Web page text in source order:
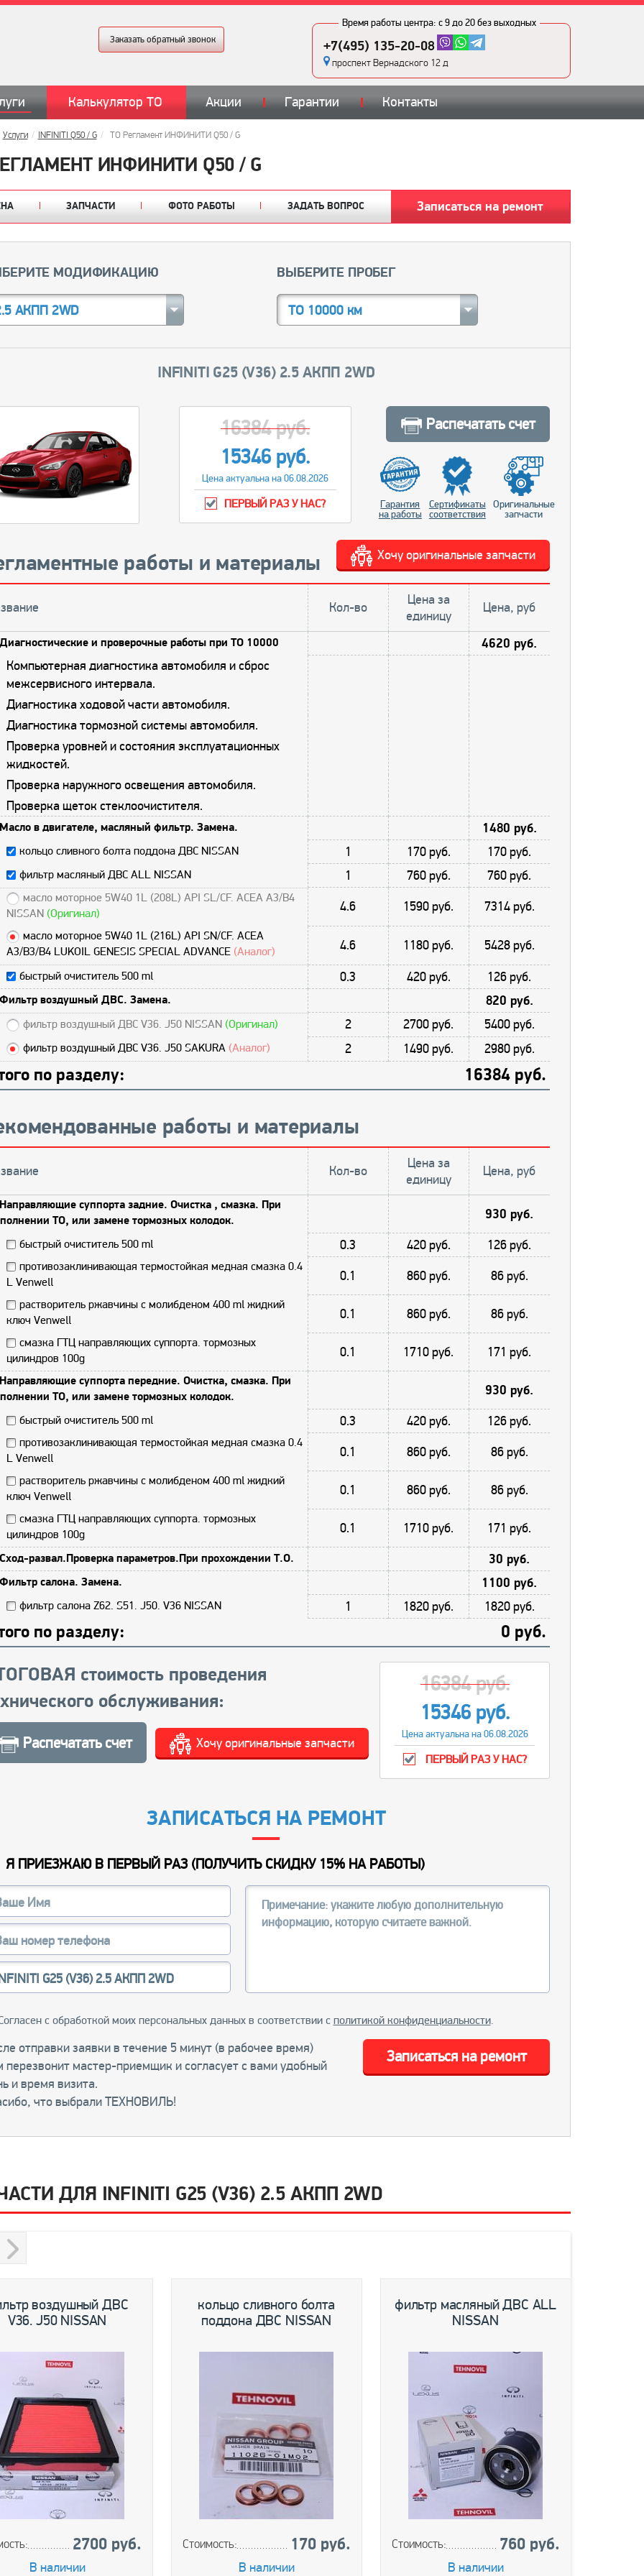
Заказать обратный звонок
Время работы центра: с 9 до 20 без выходных
+7(495) 135-20-08
проспект Вернадского 12 д
Калькулятор ТО Акции Гарантии Контакты
Услуги INFINITI Q50 / G TO Регламент ИНФИНИТИ Q50 / G
ИНФИНИТИ Q50 / G
ЗАПЧАСТИ ФОТО РАБОТЫ ЗАДАТЬ ВОПРОС Записаться на ремонт
МОДИФИКАЦИЮ
АКПП 2WD
ВЫБЕРИТЕ ПРОБЕГ
ТО 10000 км
INFINITI G25 (V36) 2.5 АКПП 2WD
16384 руб.
15346 руб.
Цена актуальна на 06.08.2026
ПЕРВЫЙ РАЗ У НАС?
Распечатать счет
Гарантия
на работы
Сертификаты
соответствия
Оригинальные
запчасти
Хочу оригинальные запчасти
работы и материалы
Кол-во
Цена за
единицу
Цена, руб
и проверочные работы при ТО 10000 4620 руб.
Компьютерная диагностика автомобиля и сброс
межсервисного интервала.
Диагностика ходовой части автомобиля.
Диагностика тормозной системы автомобиля.
Проверка уровней и состояния эксплуатационных
жидкостей.
Проверка наружного освещения автомобиля.
Проверка щеток стеклоочистителя.
в двигателе, масляный фильтр. Замена. 1480 руб.
кольцо сливного болта поддона ДВС NISSAN 1 170 руб. 170 руб.
фильтр масляный ДВС ALL NISSAN 1 760 руб. 760 руб.
масло моторное 5W40 1L (208L) API SL/CF. ACEA A3/B4
NISSAN (Оригинал) 4.6 1590 руб. 7314 руб.
масло моторное 5W40 1L (216L) API SN/CF. ACEA
A3/B3/B4 LUKOIL GENESIS SPECIAL ADVANCE (Аналог) 4.6 1180 руб. 5428 руб.
быстрый очиститель 500 ml 0.3 420 руб. 126 руб.
воздушный ДВС. Замена. 820 руб.
фильтр воздушный ДВС V36. J50 NISSAN (Оригинал) 2 2700 руб. 5400 руб.
фильтр воздушный ДВС V36. J50 SAKURA (Аналог) 2 1490 руб. 2980 руб.
по разделу: 16384 руб.
работы и материалы
Кол-во
Цена за
единицу
Цена, руб
суппорта задние. Очистка , смазка. При
ТО, или замене тормозных колодок.
930 руб.
быстрый очиститель 500 ml 0.3 420 руб. 126 руб.
противозаклинивающая термостойкая медная смазка 0.4
L Venwell
0.1 860 руб. 86 руб.
растворитель ржавчины с молибденом 400 ml жидкий
ключ Venwell
0.1 860 руб. 86 руб.
смазка ГТЦ направляющих суппорта. тормозных
цилиндров 100g
0.1 1710 руб. 171 руб.
суппорта передние. Очистка, смазка. При
ТО, или замене тормозных колодок.
930 руб.
быстрый очиститель 500 ml 0.3 420 руб. 126 руб.
противозаклинивающая термостойкая медная смазка 0.4
L Venwell
0.1 860 руб. 86 руб.
растворитель ржавчины с молибденом 400 ml жидкий
ключ Venwell
0.1 860 руб. 86 руб.
смазка ГТЦ направляющих суппорта. тормозных
цилиндров 100g
0.1 1710 руб. 171 руб.
развал.Проверка параметров.При прохождении Т.О. 30 руб.
салона. Замена. 1100 руб.
фильтр салона Z62. S51. J50. V36 NISSAN 1 1820 руб. 1820 руб.
по разделу: 0 руб.
стоимость проведения
обслуживания:
Распечатать счет Хочу оригинальные запчасти
16384 руб.
15346 руб.
Цена актуальна на 06.08.2026
ПЕРВЫЙ РАЗ У НАС?
ЗАПИСАТЬСЯ НА РЕМОНТ
Я ПРИЕЗЖАЮ В ПЕРВЫЙ РАЗ (ПОЛУЧИТЬ СКИДКУ 15% НА РАБОТЫ)
с обработкой моих персональных данных в соответствии с политикой конфиденциальности.
отправки заявки в течение 5 минут (в рабочее время)
перезвонит мастер-приемщик и согласует с вами удобный
и время визита.
что выбрали ТЕХНОВИЛЬ!
Записаться на ремонт
ДЛЯ INFINITI G25 (V36) 2.5 АКПП 2WD
воздушный ДВС
V36. J50 NISSAN
2700 руб.
В наличии
кольцо сливного болта
поддона ДВС NISSAN
Стоимость: 170 руб.
В наличии
фильтр масляный ДВС ALL
NISSAN
Стоимость: 760 руб.
В наличии